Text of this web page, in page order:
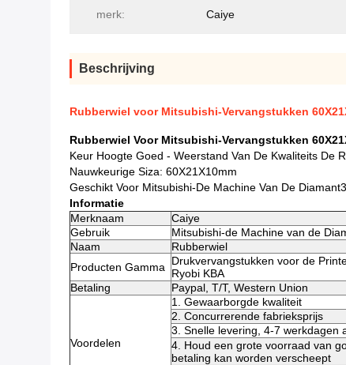
merk: Caiye
Beschrijving
Rubberwiel voor Mitsubishi-Vervangstukken
Rubberwiel Voor Mitsubishi-Vervangstukken
Keur Hoogte Goed - Weerstand Van De Kwaliteits De
Nauwkeurige Siza: 60X21X10mm
Geschikt Voor Mitsubishi-De Machine Van De
Informatie
Merknaam
Caiye
Gebruik
Mitsubishi-de Machine van de
Naam
Rubberwiel
Producten Gamma
Drukvervangstukken voor de
Ryobi KBA
Betaling
Paypal, T/T, Western Union
Voordelen
1. Gewaarborgde kwaliteit
2. Concurrerende fabrieksprijs
3. Snelle levering, 4-7 werkdagen
4. Houd een grote voorraad van
betaling kan worden verscheept